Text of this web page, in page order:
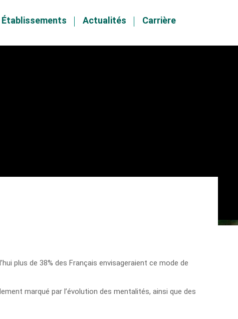
Établissements Actualités Carrière
plus de 38% des Français envisageraient ce mode de
marqué par l’évolution des mentalités, ainsi que des